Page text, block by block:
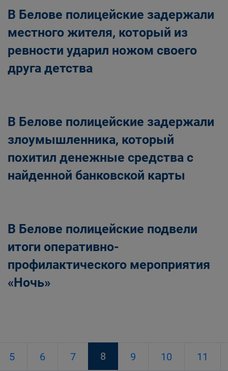
В Белове полицейские задержали
местного жителя, который из
ревности ударил ножом своего
друга детства
В Белове полицейские задержали
злоумышленника, который
похитил денежные средства с
найденной банковской карты
В Белове полицейские подвели
итоги оперативно-
профилактического мероприятия
«Ночь»
5 6 7 8 9 10 11